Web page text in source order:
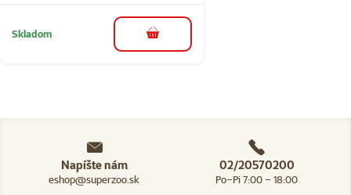
Skladom do košíka
Napíšte nám
eshop@superzoo.sk
02/20570200
Po–Pi 7:00 – 18:00